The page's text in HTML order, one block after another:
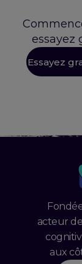
essayez
Essayez
acteur
aux